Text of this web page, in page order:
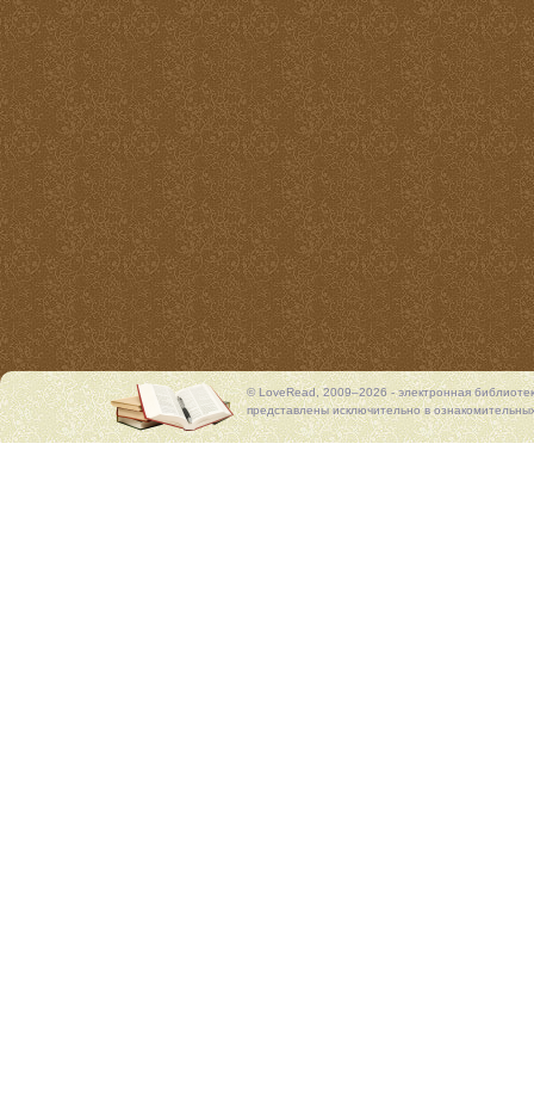
© LoveRead, 2009–2026 - электронная
представлены исключительно в